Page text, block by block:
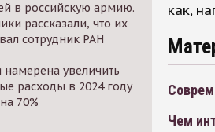
в российскую армию.
рассказали, что их
сотрудник РАН
намерена увеличить
расходы в 2024 году
70%
как,
Чем